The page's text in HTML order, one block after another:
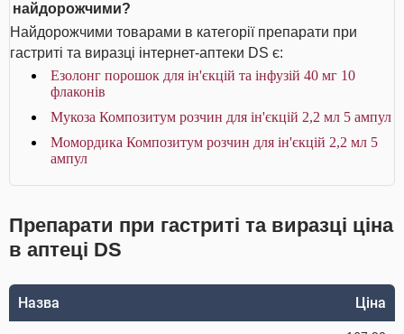
найдорожчими?
Найдорожчими товарами в категорії препарати при
гастриті та виразці інтернет-аптеки DS є:
Езолонг порошок для ін'єкцій та інфузій 40 мг 10
флаконів
Мукоза Композитум розчин для ін'єкцій 2,2 мл 5 ампул
Момордика Композитум розчин для ін'єкцій 2,2 мл 5
ампул
Препарати при гастриті та виразці ціна
в аптеці DS
Назва Ціна